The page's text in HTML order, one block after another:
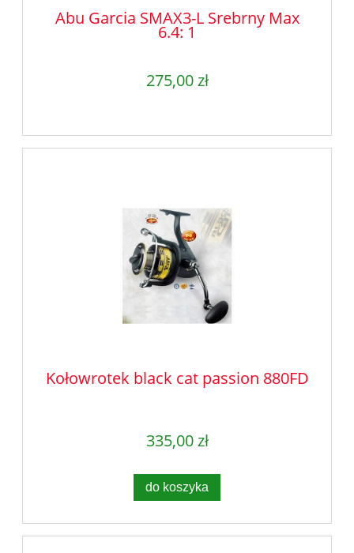
Abu Garcia SMAX3-L Srebrny Max
6.4: 1
275,00 zł
Kołowrotek black cat passion 880FD
335,00 zł
do koszyka